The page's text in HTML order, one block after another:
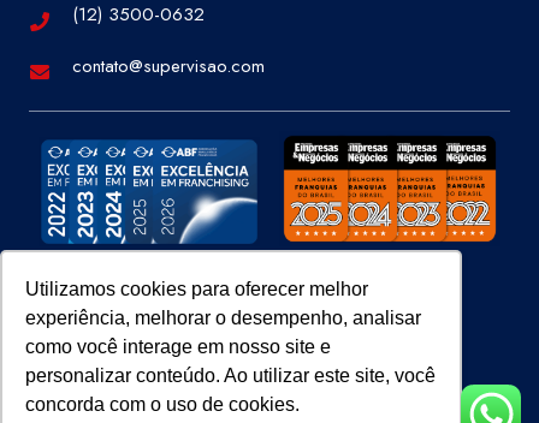
Utilizamos cookies para oferecer melhor
experiência, melhorar o desempenho, analisar
como você interage em nosso site e
personalizar conteúdo. Ao utilizar este site, você
concorda com o uso de cookies.
(12) 3500-0632
contato@supervisao.com
Site 100% Seguro